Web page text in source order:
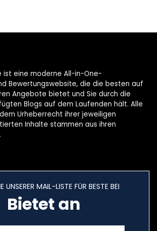
eine moderne All-in-One-
Bewertungswebsite, die die besten auf
Angebote bietet und Sie durch die
Blogs auf dem Laufenden hält. Alle
Urheberrecht ihrer jeweiligen
Inhalte stammen aus ihren
UNSERER MAIL-LISTE FÜR BESTE BEI
Bietet an